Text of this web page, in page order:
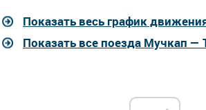
Показать весь график
Показать все поезда Мучкап —